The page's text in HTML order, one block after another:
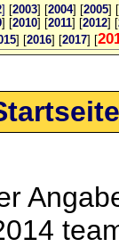
] [2003] [2004] [2005] [
] [2010] [2011] [2012] [
] [2016] [2017] [